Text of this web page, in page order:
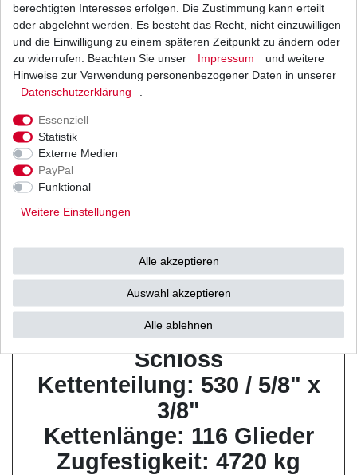
Neue Kette
D.I.D
Kettentyp: ZVM-X super
verstärkt X-Ring
Farbe: stahl
Zustand: geschlossen ohne
Schloss
Kettenteilung: 530 / 5/8" x
3/8"
Kettenlänge: 116 Glieder
Zugfestigkeit: 4720 kg
berechtigten Interesses erfolgen. Die Zustimmung kann erteilt
oder abgelehnt werden. Es besteht das Recht, nicht einzuwilligen
und die Einwilligung zu einem späteren Zeitpunkt zu ändern oder
zu widerrufen. Beachten Sie unser
Impressum
und weitere
Hinweise zur Verwendung personenbezogener Daten in unserer
Daten­schutz­erklärung
Essenziell
Statistik
Externe Medien
PayPal
Funktional
Weitere Einstellungen
Alle akzeptieren
Auswahl akzeptieren
Alle ablehnen